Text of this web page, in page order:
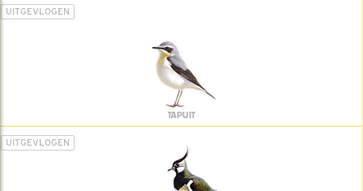
UITGEVLOGEN
TAPUIT
UITGEVLOGEN